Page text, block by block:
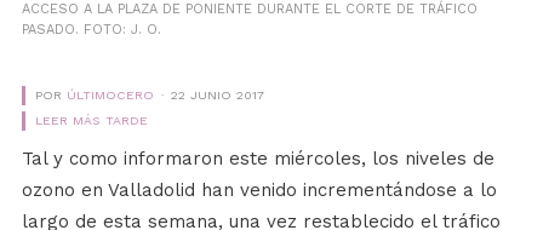
ACCESO A LA PLAZA DE PONIENTE DURANTE EL CORTE DE TRÁFICO
PASADO. FOTO: J. O.
POR ÚLTIMOCERO
22 JUNIO 2017
LEER MÁS TARDE
Tal y como informaron este miércoles, los niveles de
ozono en Valladolid han venido incrementándose a lo
largo de esta semana, una vez restablecido el tráfico